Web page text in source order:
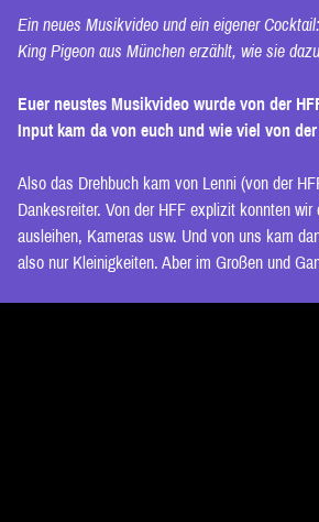
Ein neues Musikvideo und ein eigener
King Pigeon aus München erzählt, wie sie
Euer neustes Musikvideo wurde von der
Input kam da von euch und wie viel von der
Also das Drehbuch kam von Lenni (von der
Dankesreiter. Von der HFF explizit konnten
ausleihen, Kameras usw. Und von uns kam
also nur Kleinigkeiten. Aber im Großen und